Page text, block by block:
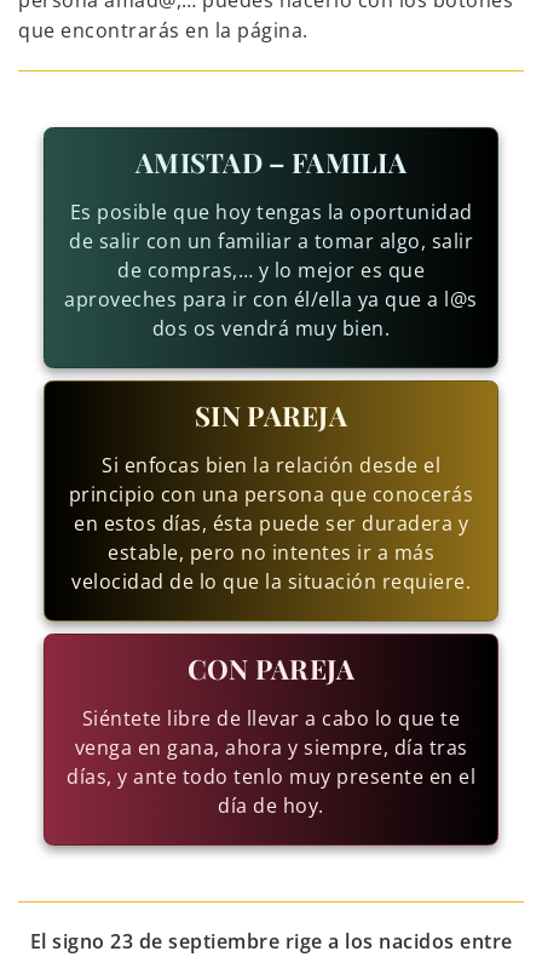
que encontrarás en la página.
AMISTAD – FAMILIA
Es posible que hoy tengas la oportunidad
de salir con un familiar a tomar algo, salir
de compras,… y lo mejor es que
aproveches para ir con él/ella ya que a l@s
dos os vendrá muy bien.
SIN PAREJA
Si enfocas bien la relación desde el
principio con una persona que conocerás
en estos días, ésta puede ser duradera y
estable, pero no intentes ir a más
velocidad de lo que la situación requiere.
CON PAREJA
Siéntete libre de llevar a cabo lo que te
venga en gana, ahora y siempre, día tras
días, y ante todo tenlo muy presente en el
día de hoy.
El signo 23 de septiembre rige a los nacidos entre